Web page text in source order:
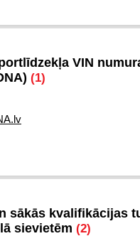
VIN
(1)
sākās kvalifikācijas
sievietēm (2)